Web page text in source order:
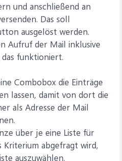
und anschließend an
Das soll
ausgelöst werden.
Aufruf der Mail inklusive
funktioniert.
Combobox die Einträge
lassen, damit von dort die
als Adresse der Mail
über je eine Liste für
abgefragt wird,
auszuwählen.